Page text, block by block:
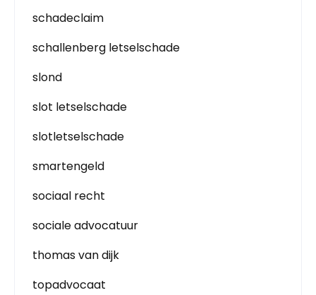
schadeclaim
schallenberg letselschade
slond
slot letselschade
slotletselschade
smartengeld
sociaal recht
sociale advocatuur
thomas van dijk
topadvocaat